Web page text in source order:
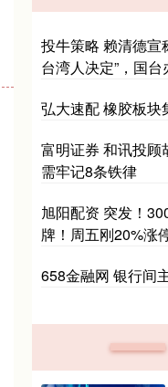
投牛策略 赖清德宣
台湾人决定”，国
弘大速配 橡胶板块
富明证券 和讯投顾
需牢记8条铁律
旭阳配资 突发！
牌！周五刚20%涨
658金融网 银行间